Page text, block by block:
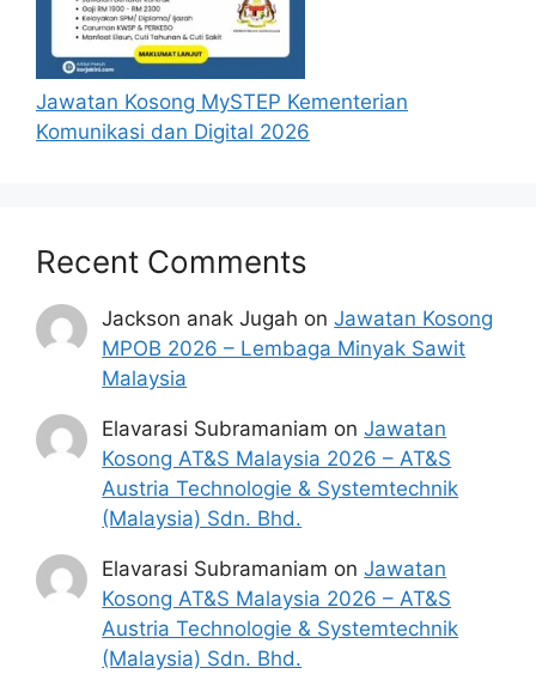
Jawatan Kosong MySTEP Kementerian
Komunikasi dan Digital 2026
Recent Comments
Jackson anak Jugah onJawatan Kosong
MPOB 2026 – Lembaga Minyak Sawit
Malaysia
Elavarasi Subramaniam onJawatan
Kosong AT&S Malaysia 2026 – AT&S
Austria Technologie & Systemtechnik
(Malaysia) Sdn. Bhd.
Elavarasi Subramaniam onJawatan
Kosong AT&S Malaysia 2026 – AT&S
Austria Technologie & Systemtechnik
(Malaysia) Sdn. Bhd.